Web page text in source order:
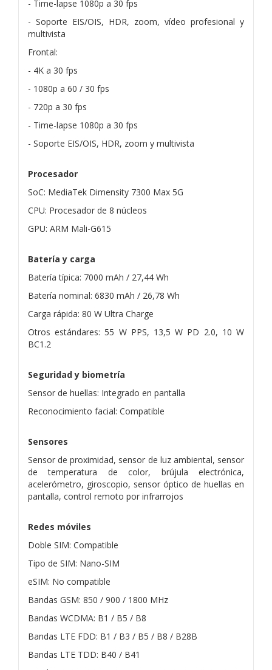
- Time-lapse 1080p a 30 fps
- Soporte EIS/OIS, HDR, zoom, vídeo profesional y
multivista
Frontal:
- 4K a 30 fps
- 1080p a 60 / 30 fps
- 720p a 30 fps
- Time-lapse 1080p a 30 fps
- Soporte EIS/OIS, HDR, zoom y multivista
Procesador
SoC: MediaTek Dimensity 7300 Max 5G
CPU: Procesador de 8 núcleos
GPU: ARM Mali-G615
Batería y carga
Batería típica: 7000 mAh / 27,44 Wh
Batería nominal: 6830 mAh / 26,78 Wh
Carga rápida: 80 W Ultra Charge
Otros estándares: 55 W PPS, 13,5 W PD 2.0, 10 W
BC1.2
Seguridad y biometría
Sensor de huellas: Integrado en pantalla
Reconocimiento facial: Compatible
Sensores
Sensor de proximidad, sensor de luz ambiental, sensor
de temperatura de color, brújula electrónica,
acelerómetro, giroscopio, sensor óptico de huellas en
pantalla, control remoto por infrarrojos
Redes móviles
Doble SIM: Compatible
Tipo de SIM: Nano-SIM
eSIM: No compatible
Bandas GSM: 850 / 900 / 1800 MHz
Bandas WCDMA: B1 / B5 / B8
Bandas LTE FDD: B1 / B3 / B5 / B8 / B28B
Bandas LTE TDD: B40 / B41